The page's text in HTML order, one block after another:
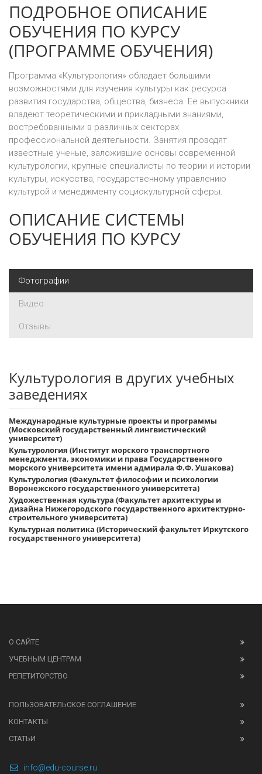
ПОДРОБНОЕ ОПИСАНИЕ
ОБУЧЕНИЯ ПО КУРСУ
(ПРОГРАММЕ ОБУЧЕНИЯ)
Программа «Культурология» обладает большими
возможностями для изучения культуры как ресурса
развития государства, общества, бизнеса. Ее выпускники
владеют теоретическими и прикладными знаниями,
востребованными в различных секторах
профессиональной деятельности. Занятия проводят
известные ученые, заложившие основы современной
культурологии, крупные специалисты по теории и истории
культуры, искусства, государственному управлению
культурой и менеджменту социокультурной сферы.
ОПИСАНИЕ СИСТЕМЫ
ОБУЧЕНИЯ ПО КУРСУ
Фотографии
Видео
Отзывы
Культурология в других учебных
заведениях
Международные культурные проекты и программы
(Московский государственный лингвистический
университет)
Культурология (Институт морского транспортного
менеджмента, экономики и права Государственного
морского университета имени адмирала Ф.Ф. Ушакова)
Культурология (Факультет философии и психологии
Воронежского государственного университета)
Художественная культура (Факультет архитектуры и
дизайна Нижегородского государственного архитектурно-
строительного университета)
Культурная политика (Исторический факультет Иркутского
государственного университета)
О САЙТЕ
УЧЕБНЫМ ЦЕНТРАМ
РЕПЕТИТОРСТВО
ПОЛЬЗОВАТЕЛЬСКОЕ СОГЛАШЕНИЕ
КОНТАКТЫ
СТАТЬИ
info@edu-course.ru